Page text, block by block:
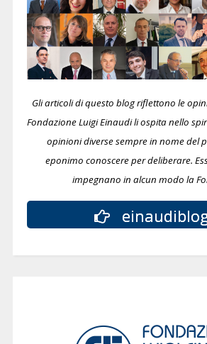
Gli articoli di questo blog riflettono le
Fondazione Luigi Einaudi li ospita nello
opinioni diverse sempre in nome del
eponimo conoscere per deliberare.
impegnano in alcun modo la